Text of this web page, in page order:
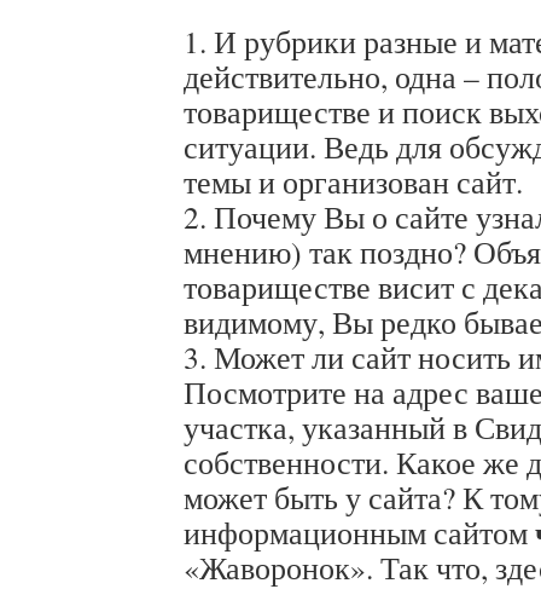
1. И рубрики разные и
действительно, одна –
товариществе и поиск
ситуации. Ведь для
темы и организован сайт.
2. Почему Вы о сайте
мнению) так поздно?
товариществе висит с
видимому, Вы редко
3. Может ли сайт носить
Посмотрите на адрес
участка, указанный в
собственности. Какое же
может быть у сайта? К
информационным сайтом
«Жаворонок». Так что,